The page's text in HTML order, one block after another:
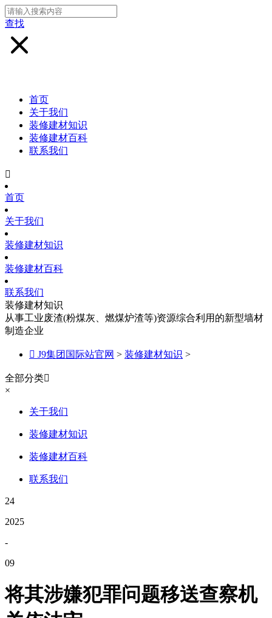
查找
首页
关于我们
装修建材知识
装修建材百科
联系我们

首页
关于我们
装修建材知识
装修建材百科
联系我们
装修建材知识
从事工业废渣(粉煤灰、燃煤炉渣等)资源综合利用的新型墙材
制造企业
 J9集团国际站官网 > 装修建材知识 >
全部分类
×
关于我们
装修建材知识
装修建材百科
联系我们
24
2025
-
09
将其涉嫌犯罪问题移送查察机